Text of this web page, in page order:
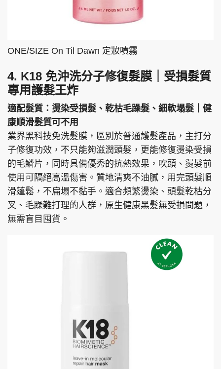
ONE/SIZE On Til Dawn 定妝噴霧
4. K18 免沖洗分子修復髮膜｜受損髮質
專用護髮王炸
適配髮質：燙染受損髮、乾枯毛躁髮、細軟塌髮｜健
康順滑髮質可不用
業界黑科技免洗髮膜，區別於普通護髮產品，主打分
子修復功效，不只能夠滋潤頭髮，更能修復燙染受損
的毛鱗片，同時具備優秀的抗熱效果，吹頭、燙髮前
使用可隔絕高溫傷害。質地清爽不油膩，用完頭髮順
滑蓬鬆，不扁塌不黏手。適合頻繁燙染、頭髮乾枯分
叉、毛躁難打理的人群，原生健康黑髮無受損問題，
無需盲目囤貨。